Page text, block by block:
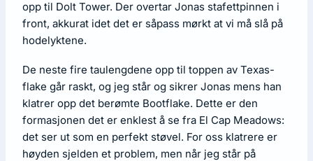
opp til Dolt Tower. Der overtar Jonas stafettpinnen i
front, akkurat idet det er såpass mørkt at vi må slå på
hodelyktene.
De neste fire taulengdene opp til toppen av Texas-
flake går raskt, og jeg står og sikrer Jonas mens han
klatrer opp det berømte Bootflake. Dette er den
formasjonen det er enklest å se fra El Cap Meadows:
det ser ut som en perfekt støvel. For oss klatrere er
høyden sjelden et problem, men når jeg står på